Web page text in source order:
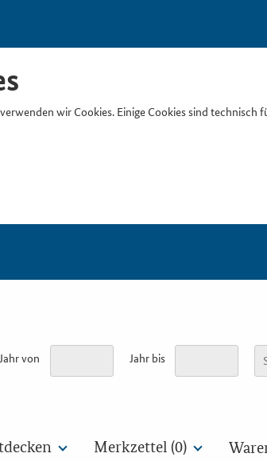
wir Cookies. Einige Cookies sind technisch
Jahr von Jahr bis
Merkzettel (0)